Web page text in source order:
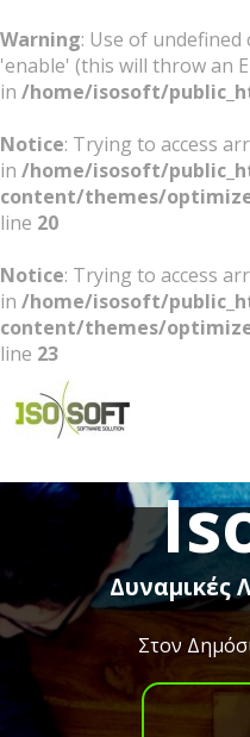
Warning: Use of
'enable' (this will throw an
in /home/isosoft/
Notice: Trying to access
in /home/isosoft/
content/themes/
line 20
Notice: Trying to access
in /home/isosoft/
content/themes/
line 23
Δυναμικές
Στον